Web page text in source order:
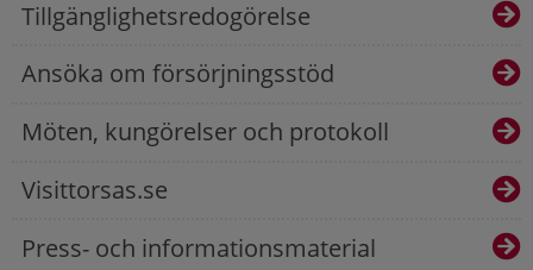
Tillgänglighetsredogörelse
Ansöka om försörjningsstöd
Möten, kungörelser och protokoll
Visittorsas.se
Press- och informationsmaterial